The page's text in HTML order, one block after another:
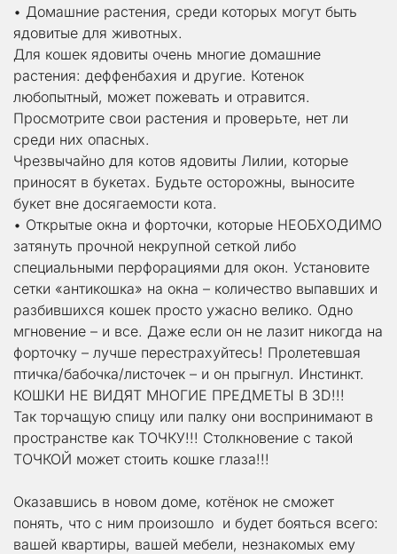
• Домашние растения, среди которых могут быть
ядовитые для животных.
Для кошек ядовиты очень многие домашние
растения: деффенбахия и другие. Котенок
любопытный, может пожевать и отравится.
Просмотрите свои растения и проверьте, нет ли
среди них опасных.
Чрезвычайно для котов ядовиты Лилии, которые
приносят в букетах. Будьте осторожны, выносите
букет вне досягаемости кота.
• Открытые окна и форточки, которые НЕОБХОДИМО
затянуть прочной некрупной сеткой либо
специальными перфорациями для окон. Установите
сетки «антикошка» на окна – количество выпавших и
разбившихся кошек просто ужасно велико. Одно
мгновение – и все. Даже если он не лазит никогда на
форточку – лучше перестрахуйтесь! Пролетевшая
птичка/бабочка/листочек – и он прыгнул. Инстинкт.
КОШКИ НЕ ВИДЯТ МНОГИЕ ПРЕДМЕТЫ В 3D!!!
Так торчащую спицу или палку они воспринимают в
пространстве как ТОЧКУ!!! Столкновение с такой
ТОЧКОЙ может стоить кошке глаза!!!
Оказавшись в новом доме, котёнок не сможет
понять, что с ним произошло  и будет бояться всего:
вашей квартиры, вашей мебели, незнакомых ему